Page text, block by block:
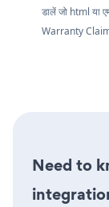
डालें जो html या
Warranty Claim
Need to